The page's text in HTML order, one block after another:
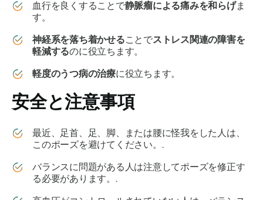
血行を良くすることで静脈瘤による痛みを和らげま
す。
神経系を落ち着かせることでストレス関連の障害を
軽減するのに役立ちます。
軽度のうつ病の治療に役立ちます。
安全と注意事項
最近、足首、足、脚、または腰に怪我をした人は、
このポーズを避けてください。.
バランスに問題がある人は注意してポーズを修正す
る必要があります。.